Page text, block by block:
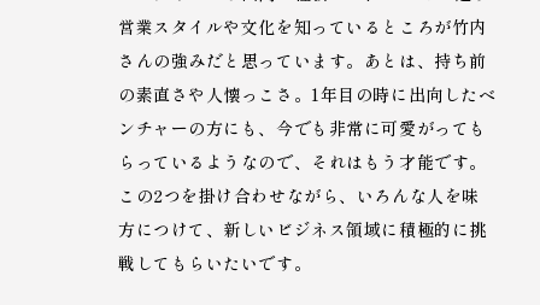
営業スタイルや文化を知っているところが竹内
さんの強みだと思っています。あとは、持ち前
の素直さや人懐っこさ。1年目の時に出向したベ
ンチャーの方にも、今でも非常に可愛がっても
らっているようなので、それはもう才能です。
この2つを掛け合わせながら、いろんな人を味
方につけて、新しいビジネス領域に積極的に挑
戦してもらいたいです。